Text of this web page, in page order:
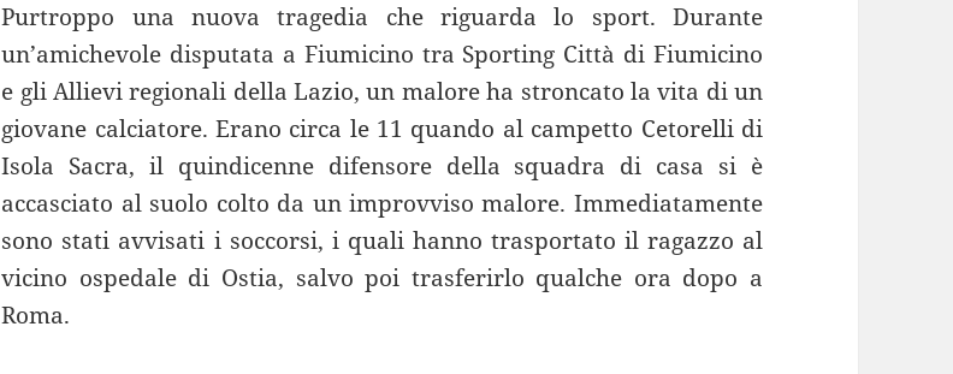
Purtroppo una nuova tragedia che riguarda lo sport. Durante
un’amichevole disputata a Fiumicino tra Sporting Città di Fiumicino
e gli Allievi regionali della Lazio, un malore ha stroncato la vita di un
giovane calciatore. Erano circa le 11 quando al campetto Cetorelli di
Isola Sacra, il quindicenne difensore della squadra di casa si è
accasciato al suolo colto da un improvviso malore. Immediatamente
sono stati avvisati i soccorsi, i quali hanno trasportato il ragazzo al
vicino ospedale di Ostia, salvo poi trasferirlo qualche ora dopo a
Roma.